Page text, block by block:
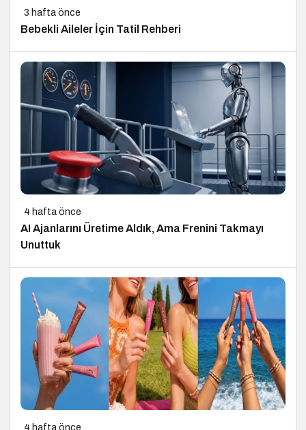
3 hafta önce
Bebekli Aileler İçin Tatil Rehberi
4 hafta önce
AI Ajanlarını Üretime Aldık, Ama Frenini Takmayı
Unuttuk
4 hafta önce